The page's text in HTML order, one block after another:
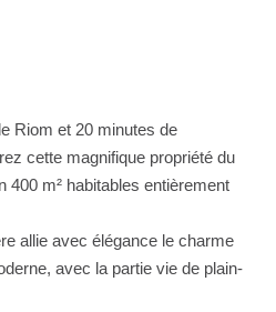
Riom et 20 minutes de
cette magnifique propriété du
400 m² habitables entièrement
allie avec élégance le charme
avec la partie vie de plain-